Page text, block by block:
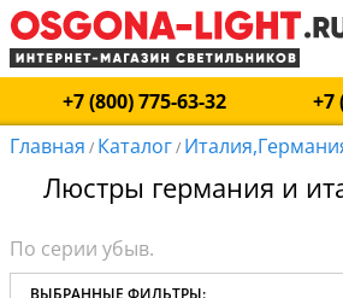
+7 (800) 775-63-32
+7
Главная / Каталог/
Люстры германия и
ВЫБРАННЫЕ ФИЛЬТРЫ: